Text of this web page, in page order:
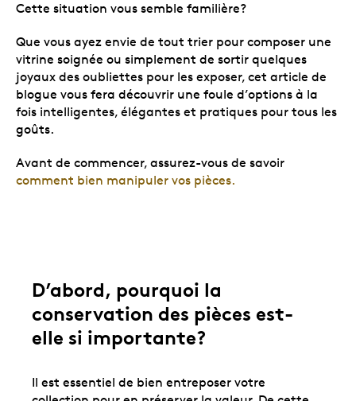
Cette situation vous semble familière?
Que vous ayez envie de tout trier pour composer une
vitrine soignée ou simplement de sortir quelques
joyaux des oubliettes pour les exposer, cet article de
blogue vous fera découvrir une foule d’options à la
fois intelligentes, élégantes et pratiques pour tous les
goûts.
Avant de commencer, assurez-vous de savoir
comment bien manipuler vos pièces.
D’abord, pourquoi la
conservation des pièces est-
elle si importante?
Il est essentiel de bien entreposer votre